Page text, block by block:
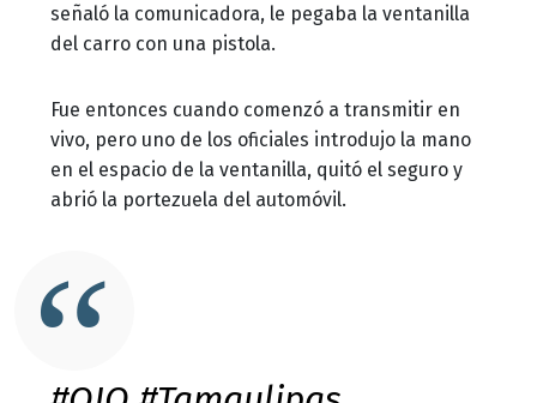
señaló la comunicadora, le pegaba la ventanilla
del carro con una pistola.
Fue entonces cuando comenzó a transmitir en
vivo, pero uno de los oficiales introdujo la mano
en el espacio de la ventanilla, quitó el seguro y
abrió la portezuela del automóvil.